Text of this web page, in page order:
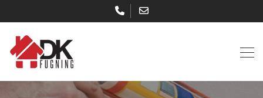
til
hovedindhold